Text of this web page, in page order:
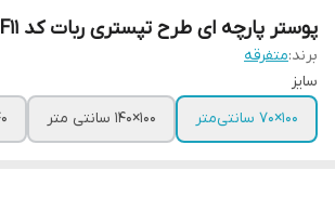
پوستر پارچه ای طرح تپستری ربات کد F11
برند:متفرقه
سایز
100×70 سانتی‌متر
100×140 سانتی متر